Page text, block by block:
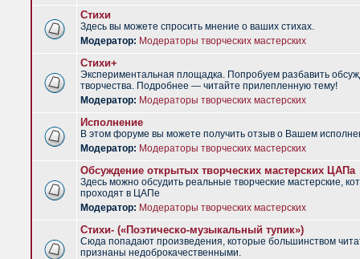
Стихи
Здесь вы можете спросить мнение о ваших стихах.
Модератор: Модераторы творческих мастерских
Стихи+
Экспериментальная площадка. Попробуем разбавить
творчества. Подробнее — читайте прилепленную тему!
Модератор: Модераторы творческих мастерских
Исполнение
В этом форуме вы можете получить отзыв о Вашем
Модератор: Модераторы творческих мастерских
Обсуждение открытых творческих мастерских ЦАПа
Здесь можно обсудить реальные творческие мастерские,
проходят в ЦАПе
Модератор: Модераторы творческих мастерских
Стихи- («Поэтическо-музыкальный тупик»)
Сюда попадают произведения, которые большинством
признаны недоброкачественными.